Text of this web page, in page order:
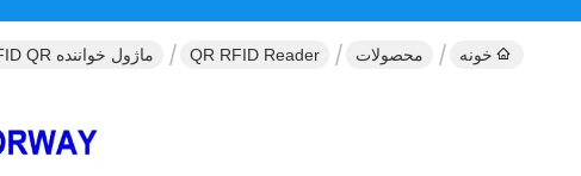
خونه محصولات QR RFID Reader ماژول خواننده RFID QR شاتر جهانی فوق العاده کوچک برای قفل درب و پرداخت